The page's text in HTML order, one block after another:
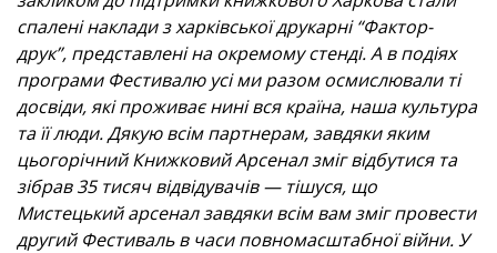
спалені наклади з харківської друкарні “Фактор-
друк”, представлені на окремому стенді. А в подіях
програми Фестивалю усі ми разом осмислювали ті
досвіди, які проживає нині вся країна, наша культура
та її люди. Дякую всім партнерам, завдяки яким
цьогорічний Книжковий Арсенал зміг відбутися та
зібрав 35 тисяч відвідувачів — тішуся, що
Мистецький арсенал завдяки всім вам зміг провести
другий Фестиваль в часи повномасштабної війни. У